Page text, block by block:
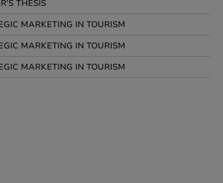
THESIS
MARKETING IN TOURISM
MARKETING IN TOURISM
MARKETING IN TOURISM